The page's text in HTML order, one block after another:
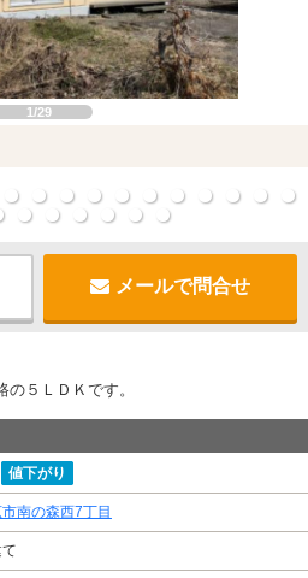
1/29
メールで問合せ
５ＬＤＫです。
値下がり
南の森西7丁目